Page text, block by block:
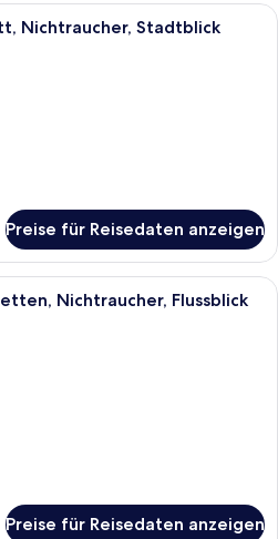
Ein Hotelzimmer mit einem großen
Nichtraucher, Stadtblick
Preise für Reisedaten anzeigen
Ein Hotelzimmer mit zwei Betten,
Nichtraucher, Flussblick
Preise für Reisedaten anzeigen